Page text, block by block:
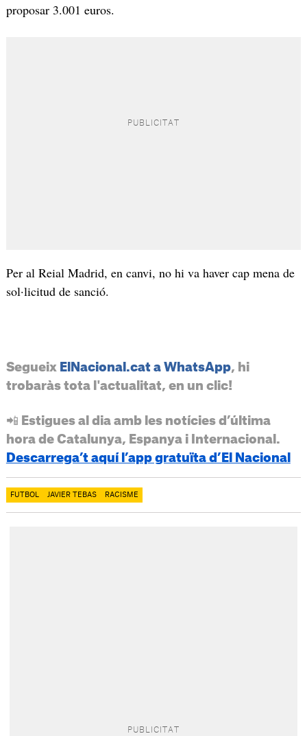
proposar 3.001 euros.
Per al Reial Madrid, en canvi, no hi va haver cap mena de
sol·licitud de sanció.
Segueix ElNacional.cat a WhatsApp, hi
trobaràs tota l'actualitat, en un clic!
📲 Estigues al dia amb les notícies d’última
hora de Catalunya, Espanya i Internacional.
Descarrega’t aquí l’app gratuïta d’El Nacional
FUTBOL JAVIER TEBAS RACISME